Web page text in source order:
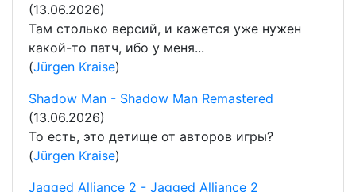
(13.06.2026)
Там столько версий, и кажется уже нужен
какой-то патч, ибо у меня...
(Jürgen Kraise)
Shadow Man - Shadow Man Remastered
(13.06.2026)
То есть, это детище от авторов игры?
(Jürgen Kraise)
Jagged Alliance 2 - Jagged Alliance 2